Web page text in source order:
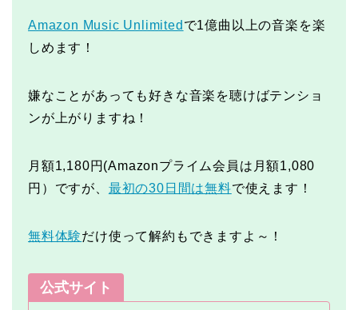
Amazon Music Unlimited で1億曲以上の音楽を楽
しめます！
嫌なことがあっても好きな音楽を聴けばテンショ
ンが上がりますね！
月額1,180円(Amazonプライム会員は月額1,080
円）ですが、 最初の30日間は無料で使えます！
無料体験だけ使って解約もできますよ～！
公式サイト